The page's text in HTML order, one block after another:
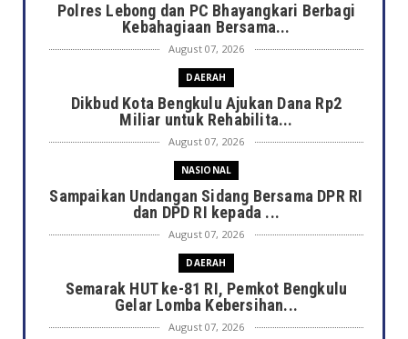
Polres Lebong dan PC Bhayangkari Berbagi
Kebahagiaan Bersama...
August 07, 2026
DAERAH
Dikbud Kota Bengkulu Ajukan Dana Rp2
Miliar untuk Rehabilita...
August 07, 2026
NASIONAL
Sampaikan Undangan Sidang Bersama DPR RI
dan DPD RI kepada ...
August 07, 2026
DAERAH
Semarak HUT ke-81 RI, Pemkot Bengkulu
Gelar Lomba Kebersihan...
August 07, 2026